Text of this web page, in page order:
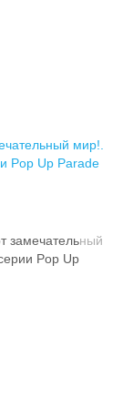
мир!.
Pop Up Parade